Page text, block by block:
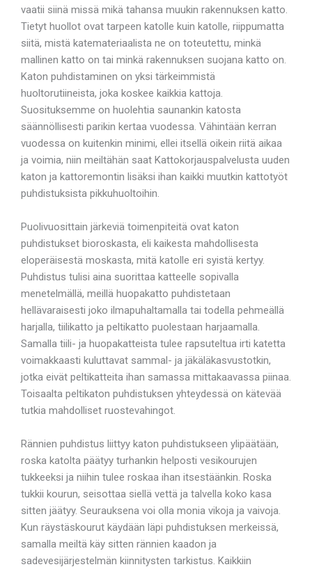
vaatii siinä missä mikä tahansa muukin rakennuksen katto.
Tietyt huollot ovat tarpeen katolle kuin katolle, riippumatta
siitä, mistä katemateriaalista ne on toteutettu, minkä
mallinen katto on tai minkä rakennuksen suojana katto on.
Katon puhdistaminen on yksi tärkeimmistä
huoltorutiineista, joka koskee kaikkia kattoja.
Suosituksemme on huolehtia saunankin katosta
säännöllisesti parikin kertaa vuodessa. Vähintään kerran
vuodessa on kuitenkin minimi, ellei itsellä oikein riitä aikaa
ja voimia, niin meiltähän saat Kattokorjauspalvelusta uuden
katon ja kattoremontin lisäksi ihan kaikki muutkin kattotyöt
puhdistuksista pikkuhuoltoihin.
Puolivuosittain järkeviä toimenpiteitä ovat katon
puhdistukset bioroskasta, eli kaikesta mahdollisesta
eloperäisestä moskasta, mitä katolle eri syistä kertyy.
Puhdistus tulisi aina suorittaa katteelle sopivalla
menetelmällä, meillä huopakatto puhdistetaan
hellävaraisesti joko ilmapuhaltamalla tai todella pehmeällä
harjalla, tiilikatto ja peltikatto puolestaan harjaamalla.
Samalla tiili- ja huopakatteista tulee rapsuteltua irti katetta
voimakkaasti kuluttavat sammal- ja jäkäläkasvustotkin,
jotka eivät peltikatteita ihan samassa mittakaavassa piinaa.
Toisaalta peltikaton puhdistuksen yhteydessä on kätevää
tutkia mahdolliset ruostevahingot.
Rännien puhdistus liittyy katon puhdistukseen ylipäätään,
roska katolta päätyy turhankin helposti vesikourujen
tukkeeksi ja niihin tulee roskaa ihan itsestäänkin. Roska
tukkii kourun, seisottaa siellä vettä ja talvella koko kasa
sitten jäätyy. Seurauksena voi olla monia vikoja ja vaivoja.
Kun räystäskourut käydään läpi puhdistuksen merkeissä,
samalla meiltä käy sitten rännien kaadon ja
sadevesijärjestelmän kiinnitysten tarkistus. Kaikkiin